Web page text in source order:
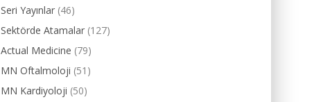
Seri Yayınlar (46)
Sektörde Atamalar (127)
Actual Medicine (79)
MN Oftalmoloji (51)
MN Kardiyoloji (50)